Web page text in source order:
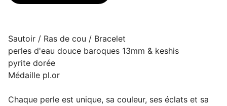
Sautoir / Ras de cou / Bracelet
perles d'eau douce baroques 13mm & keshis
pyrite dorée
Médaille pl.or
Chaque perle est unique, sa couleur, ses éclats et sa